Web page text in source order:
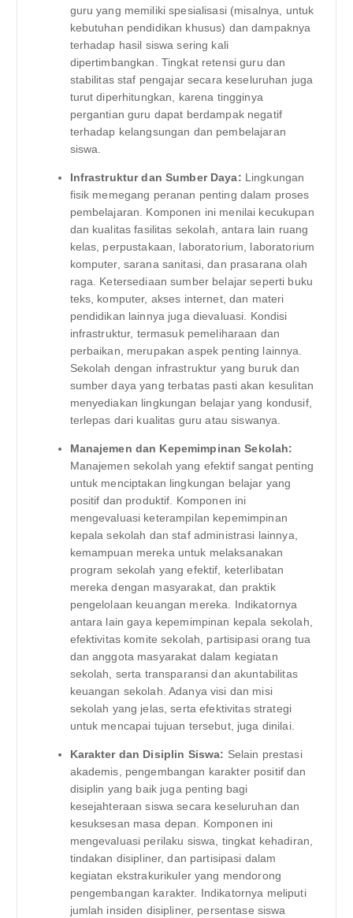
guru yang memiliki spesialisasi (misalnya, untuk
kebutuhan pendidikan khusus) dan dampaknya
terhadap hasil siswa sering kali
dipertimbangkan. Tingkat retensi guru dan
stabilitas staf pengajar secara keseluruhan juga
turut diperhitungkan, karena tingginya
pergantian guru dapat berdampak negatif
terhadap kelangsungan dan pembelajaran
siswa.
Infrastruktur dan Sumber Daya: Lingkungan
fisik memegang peranan penting dalam proses
pembelajaran. Komponen ini menilai kecukupan
dan kualitas fasilitas sekolah, antara lain ruang
kelas, perpustakaan, laboratorium, laboratorium
komputer, sarana sanitasi, dan prasarana olah
raga. Ketersediaan sumber belajar seperti buku
teks, komputer, akses internet, dan materi
pendidikan lainnya juga dievaluasi. Kondisi
infrastruktur, termasuk pemeliharaan dan
perbaikan, merupakan aspek penting lainnya.
Sekolah dengan infrastruktur yang buruk dan
sumber daya yang terbatas pasti akan kesulitan
menyediakan lingkungan belajar yang kondusif,
terlepas dari kualitas guru atau siswanya.
Manajemen dan Kepemimpinan Sekolah:
Manajemen sekolah yang efektif sangat penting
untuk menciptakan lingkungan belajar yang
positif dan produktif. Komponen ini
mengevaluasi keterampilan kepemimpinan
kepala sekolah dan staf administrasi lainnya,
kemampuan mereka untuk melaksanakan
program sekolah yang efektif, keterlibatan
mereka dengan masyarakat, dan praktik
pengelolaan keuangan mereka. Indikatornya
antara lain gaya kepemimpinan kepala sekolah,
efektivitas komite sekolah, partisipasi orang tua
dan anggota masyarakat dalam kegiatan
sekolah, serta transparansi dan akuntabilitas
keuangan sekolah. Adanya visi dan misi
sekolah yang jelas, serta efektivitas strategi
untuk mencapai tujuan tersebut, juga dinilai.
Karakter dan Disiplin Siswa: Selain prestasi
akademis, pengembangan karakter positif dan
disiplin yang baik juga penting bagi
kesejahteraan siswa secara keseluruhan dan
kesuksesan masa depan. Komponen ini
mengevaluasi perilaku siswa, tingkat kehadiran,
tindakan disipliner, dan partisipasi dalam
kegiatan ekstrakurikuler yang mendorong
pengembangan karakter. Indikatornya meliputi
jumlah insiden disipliner, persentase siswa